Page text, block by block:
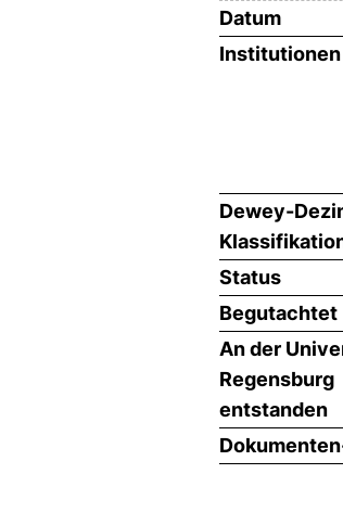
Datum
Institutionen
Dewey-
Status
Begutachtet
An der
Regensburg
entstanden